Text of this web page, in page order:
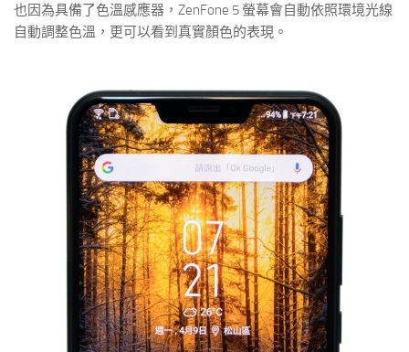
也因為具備了色溫感應器，ZenFone 5 螢幕會自動依照環境光線
自動調整色溫，更可以看到真實顏色的表現。